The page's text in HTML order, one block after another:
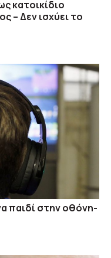
κατοικίδιο
– Δεν ισχύει το
παιδί στην οθόνη-